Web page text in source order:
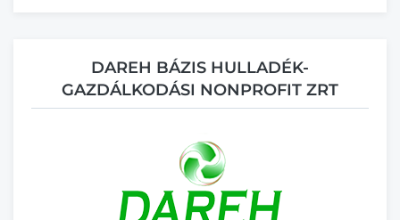
DAREH BÁZIS HULLADÉK-
GAZDÁLKODÁSI NONPROFIT ZRT